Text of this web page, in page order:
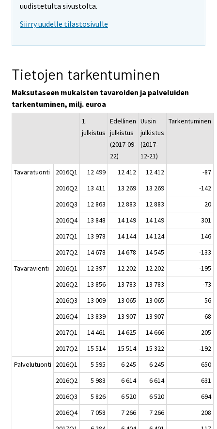
uudistetulta sivustolta.
Siirry uudelle tilastosivulle
Tietojen tarkentuminen
Maksutaseen mukaisten tavaroiden ja palveluiden
tarkentuminen, milj. euroa
1.
julkistus
Edellinen
julkistus
(2017-09-
22)
Uusin
julkistus
(2017-
12-21)
Tarkentuminen
Tavaratuonti 2016Q1 12 499 12 412 12 412
-87
2016Q2
13 411 13 269 13 269
-142
2016Q3
12 863 12 883 12 883
20
2016Q4
13 848 14 149 14 149
301
2017Q1
13 978 14 144 14 124
146
2017Q2
14 678 14 678 14 545
-133
Tavaravienti
2016Q1 12 397 12 202 12 202
-195
2016Q2
13 856 13 783 13 783
-73
2016Q3
13 009 13 065 13 065
56
2016Q4
13 839 13 907 13 907
68
2017Q1
14 461 14 625 14 666
205
2017Q2
15 514 15 514 15 322
-192
Palvelutuonti
2016Q1 5 595 6 245 6 245
650
2016Q2
5 983 6 614 6 614
631
2016Q3
5 826 6 520 6 520
694
2016Q4
7 058 7 266 7 266
208